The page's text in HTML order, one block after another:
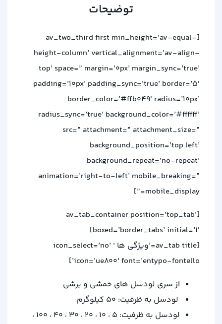
توضیحات
[av_two_third first min_height=’av-equal-
height-column’ vertical_alignment=’av-align-
top’ space=” margin=’0px’ margin_sync=’true’
padding=’10px’ padding_sync=’true’ border=’5′
border_color=’#ffb049′ radius=’10px’
radius_sync=’true’ background_color=’#ffffff’
src=” attachment=” attachment_size=”
background_position=’top left’
background_repeat=’no-repeat’
animation=’right-to-left’ mobile_breaking=”
mobile_display=”]
[av_tab_container position=’top_tab’
boxed=’border_tabs’ initial=’1′]
[av_tab title=’ویژگی ها ‘ icon_select=’no’
icon=’ue800′ font=’entypo-fontello’]
از سری لودسل های خمشی و برشی
لودسل به ظرفیت: 50 کیلوگرم
لودسل به ظرفیت: 5 ، 10 ، 20 ، 30 ، 40 ، 100 ،